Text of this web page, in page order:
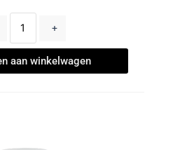
+
aan winkelwagen